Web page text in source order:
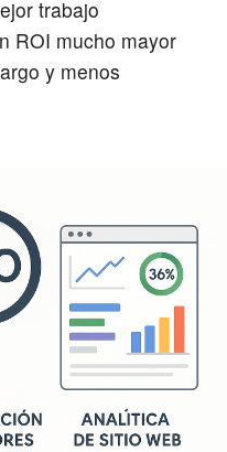
trabajo
ROI mucho mayor
y menos